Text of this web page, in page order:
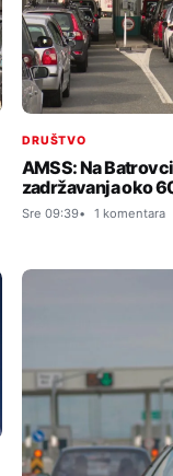
DRUŠTVO
AMSS: Na
zadržavanja oko
Sre 09:39 1 komentara